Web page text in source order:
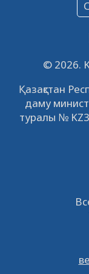
IPO
встречу с
© 2026.
Қазақстан
даму
туралы №